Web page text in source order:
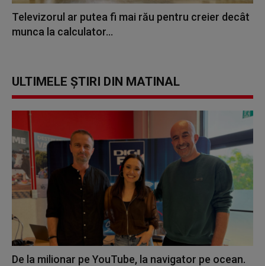
Televizorul ar putea fi mai rău pentru creier decât
munca la calculator...
ULTIMELE ȘTIRI DIN MATINAL
De la milionar pe YouTube, la navigator pe ocean.